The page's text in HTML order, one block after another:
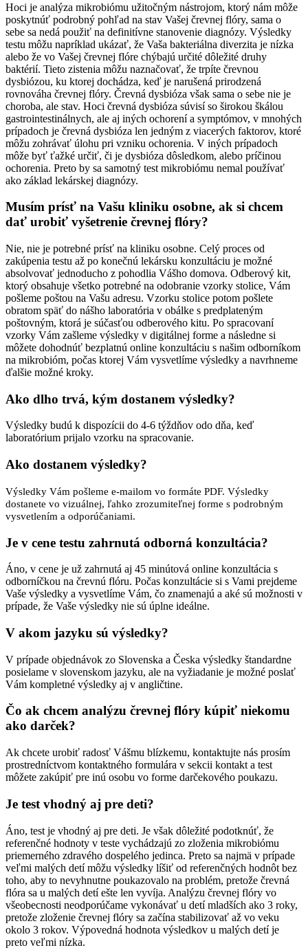
Hoci je analýza mikrobiómu užitočným nástrojom, ktorý nám môže
poskytnúť podrobný pohľad na stav Vašej črevnej flóry, sama o
sebe sa nedá použiť na definitívne stanovenie diagnózy. Výsledky
testu môžu napríklad ukázať, že Vaša bakteriálna diverzita je nízka
alebo že vo Vašej črevnej flóre chýbajú určité dôležité druhy
baktérií. Tieto zistenia môžu naznačovať, že trpíte črevnou
dysbiózou, ku ktorej dochádza, keď je narušená prirodzená
rovnováha črevnej flóry. Črevná dysbióza však sama o sebe nie je
choroba, ale stav. Hoci črevná dysbióza súvisí so širokou škálou
gastrointestinálnych, ale aj iných ochorení a symptómov, v mnohých
prípadoch je črevná dysbióza len jedným z viacerých faktorov, ktoré
môžu zohrávať úlohu pri vzniku ochorenia. V iných prípadoch
môže byť ťažké určiť, či je dysbióza dôsledkom, alebo príčinou
ochorenia. Preto by sa samotný test mikrobiómu nemal používať
ako základ lekárskej diagnózy.
Musím prísť na Vašu kliniku osobne, ak si chcem
dať urobiť vyšetrenie črevnej flóry?
Nie, nie je potrebné prísť na kliniku osobne. Celý proces od
zakúpenia testu až po konečnú lekársku konzultáciu je možné
absolvovať jednoducho z pohodlia Vášho domova. Odberový kit,
ktorý obsahuje všetko potrebné na odobranie vzorky stolice, Vám
pošleme poštou na Vašu adresu. Vzorku stolice potom pošlete
obratom späť do nášho laboratória v obálke s predplateným
poštovným, ktorá je súčasťou odberového kitu. Po spracovaní
vzorky Vám zašleme výsledky v digitálnej forme a následne si
môžete dohodnúť bezplatnú online konzultáciu s našim odborníkom
na mikrobióm, počas ktorej Vám vysvetlíme výsledky a navrhneme
ďalšie možné kroky.
Ako dlho trvá, kým dostanem výsledky?
Výsledky budú k dispozícii do 4-6 týždňov odo dňa, keď
laboratórium prijalo vzorku na spracovanie.
Ako dostanem výsledky?
Výsledky Vám pošleme e-mailom vo formáte PDF. Výsledky
dostanete vo vizuálnej, ľahko zrozumiteľnej forme s podrobným
vysvetlením a odporúčaniami.
Je v cene testu zahrnutá odborná konzultácia?
Áno, v cene je už zahrnutá aj 45 minútová online konzultácia s
odborníčkou na črevnú flóru. Počas konzultácie si s Vami prejdeme
Vaše výsledky a vysvetlíme Vám, čo znamenajú a aké sú možnosti v
prípade, že Vaše výsledky nie sú úplne ideálne.
V akom jazyku sú výsledky?
V prípade objednávok zo Slovenska a Česka výsledky štandardne
posielame v slovenskom jazyku, ale na vyžiadanie je možné poslať
Vám kompletné výsledky aj v angličtine.
Čo ak chcem analýzu črevnej flóry kúpiť niekomu
ako darček?
Ak chcete urobiť radosť Vášmu blízkemu, kontaktujte nás prosím
prostredníctvom kontaktného formulára v sekcii kontakt a test
môžete zakúpiť pre inú osobu vo forme darčekového poukazu.
Je test vhodný aj pre deti?
Áno, test je vhodný aj pre deti. Je však dôležité podotknúť, že
referenčné hodnoty v teste vychádzajú zo zloženia mikrobiómu
priemerného zdravého dospelého jedinca. Preto sa najmä v prípade
veľmi malých detí môžu výsledky líšiť od referenčných hodnôt bez
toho, aby to nevyhnutne poukazovalo na problém, pretože črevná
flóra sa u malých detí ešte len vyvíja. Analýzu črevnej flóry vo
všeobecnosti neodporúčame vykonávať u detí mladších ako 3 roky,
pretože zloženie črevnej flóry sa začína stabilizovať až vo veku
okolo 3 rokov. Výpovedná hodnota výsledkov u malých detí je
preto veľmi nízka.